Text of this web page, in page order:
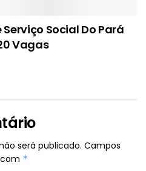
Social Do Pará
Vagas
será publicado. Campos
*